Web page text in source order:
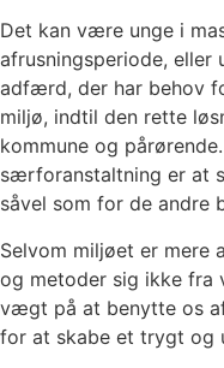
Det kan være unge i
afrusningsperiode, eller
adfærd, der har behov
miljø, indtil den rette
kommune og
særforanstaltning er at
såvel som for de andre
Selvom miljøet er mere
og metoder sig ikke fra
vægt på at benytte os
for at skabe et trygt og